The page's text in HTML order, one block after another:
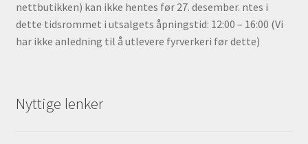
nettbutikken) kan ikke hentes før 27. desember. ntes i
dette tidsrommet i utsalgets åpningstid: 12:00 – 16:00 (Vi
har ikke anledning til å utlevere fyrverkeri før dette)
Nyttige lenker